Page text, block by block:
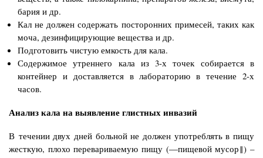
бария и др.
Кал не должен содержать посторонних примесей, таких как
моча, дезинфицирующие вещества и др.
Подготовить чистую емкость для кала.
Содержимое утреннего кала из 3-х точек собирается в
контейнер и доставляется в лабораторию в течение 2-х
часов.
Анализ кала на выявление глистных инвазий
В течении двух дней больной не должен употреблять в пищу
жесткую, плохо перевариваемую пищу (―пищевой мусор‖) –